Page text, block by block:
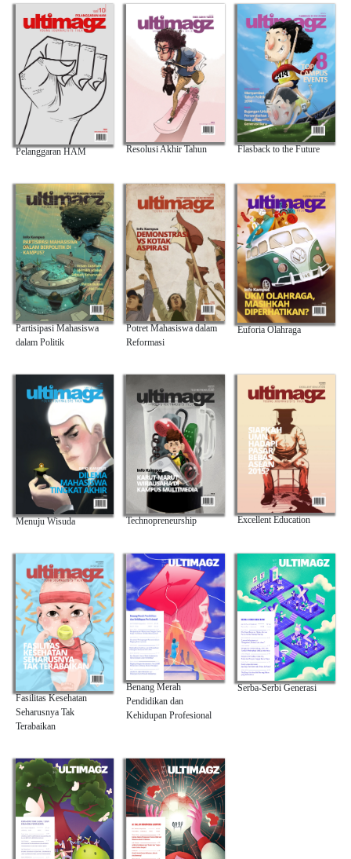
Pelanggaran HAM Resolusi Akhir Tahun Flasback to the Future
Partisipasi Mahasiswa
dalam Politik
Potret Mahasiswa dalam
Reformasi
Euforia Olahraga
Menuju Wisuda Technopreneurship Excellent Education
Fasilitas Kesehatan
Seharusnya Tak
Terabaikan
Benang Merah
Pendidikan dan
Kehidupan Profesional
Serba-Serbi Generasi